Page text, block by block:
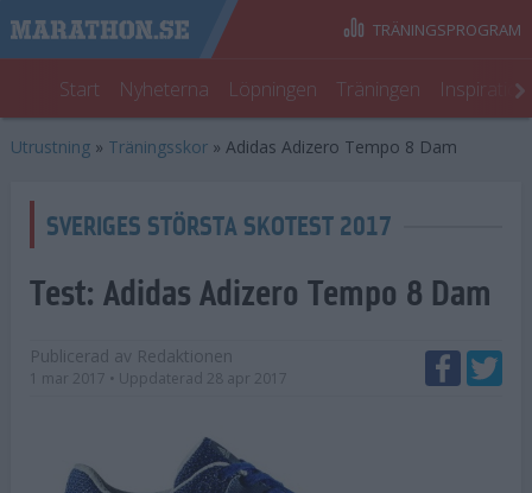
Start Nyheterna Löpningen Träningen
TRÄNINGSPROGRAM
Utrustning » Träningsskor » Adidas Adizero Tempo 8 Dam
SVERIGES STÖRSTA SKOTEST 2017
Test: Adidas Adizero Tempo 8 Dam
Publicerad av Redaktionen
1 mar 2017 • Uppdaterad 28 apr 2017